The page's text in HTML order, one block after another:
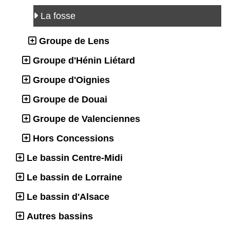
La fosse
Groupe de Lens
Groupe d'Hénin Liétard
Groupe d'Oignies
Groupe de Douai
Groupe de Valenciennes
Hors Concessions
Le bassin Centre-Midi
Le bassin de Lorraine
Le bassin d'Alsace
Autres bassins